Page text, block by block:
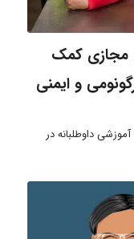
مجازی کمک
و ایمنی
داوطلبانه در